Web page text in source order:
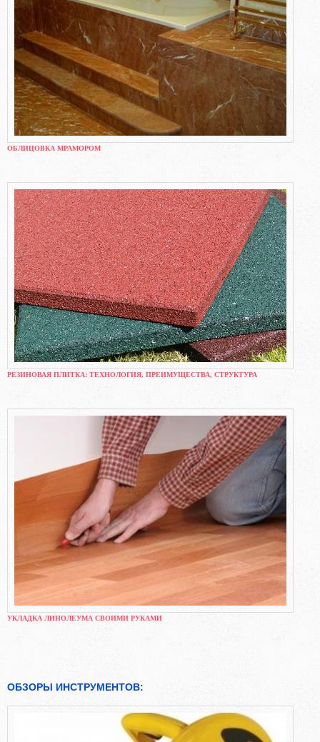
ОБЛИЦОВКА МРАМОРОМ
РЕЗИНОВАЯ ПЛИТКА: ТЕХНОЛОГИЯ, ПРЕИМУЩЕСТВА, СТРУКТУРА
УКЛАДКА ЛИНОЛЕУМА СВОИМИ РУКАМИ
ОБЗОРЫ ИНСТРУМЕНТОВ: